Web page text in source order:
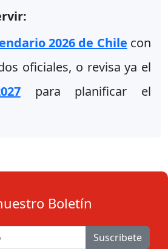
2026 de Chile con
oficiales, o revisa ya el
para planificar el
Boletín
Suscribete